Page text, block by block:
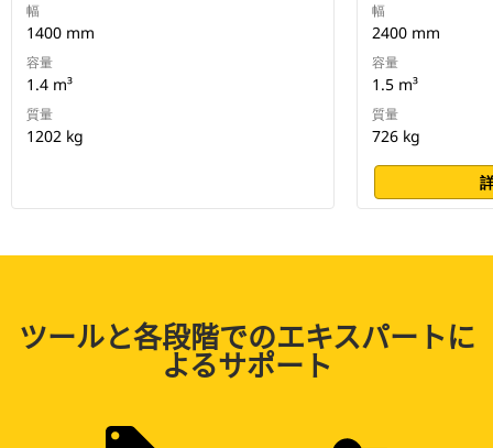
幅
1400 mm
容量
1.4 m³
質量
1202 kg
幅
2400 mm
容量
1.5 m³
質量
726 kg
ツールと各段階でのエキスパートに
よるサポート